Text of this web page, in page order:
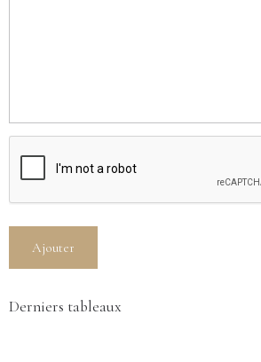
Ajouter
Derniers tableaux